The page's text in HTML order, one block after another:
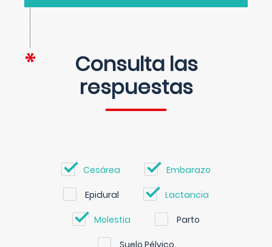
Consulta las
respuestas
Cesárea Embarazo
Epidural Lactancia
Molestia Parto
Suelo Pélvico